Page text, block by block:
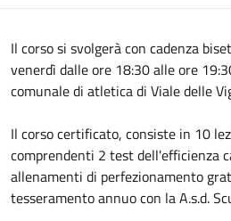
Il corso si svolgerà con cadenza
venerdì dalle ore 18:30 alle ore
comunale di atletica di Viale delle
Il corso certificato, consiste in 10
comprendenti 2 test dell'efficienza
allenamenti di perfezionamento
tesseramento annuo con la A.s.d.